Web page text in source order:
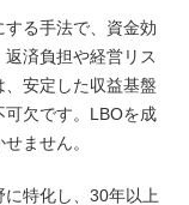
る手法で、資金効
済負担や経営リス
安定した収益基盤
欠です。LBOを成
ません。
特化し、30年以上